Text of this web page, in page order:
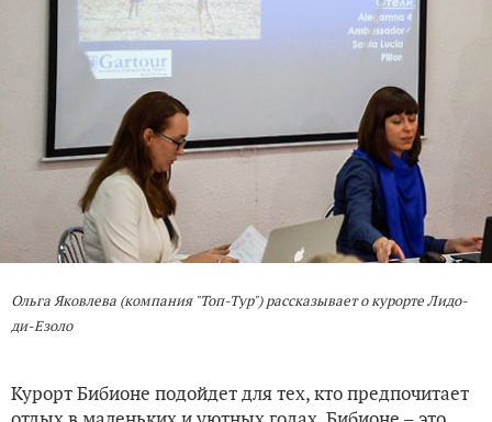
Ольга Яковлева (компания "Топ-Тур") рассказывает о курортеЛидо-
ди-Езоло
Курорт Бибионе подойдет для тех, кто предпочитает